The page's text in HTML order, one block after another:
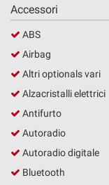
Accessori
ABS
Airbag
Altri optionals vari
Alzacristalli elettrici
Antifurto
Autoradio
Autoradio digitale
Bluetooth
scelte
in
momento.
Cookie